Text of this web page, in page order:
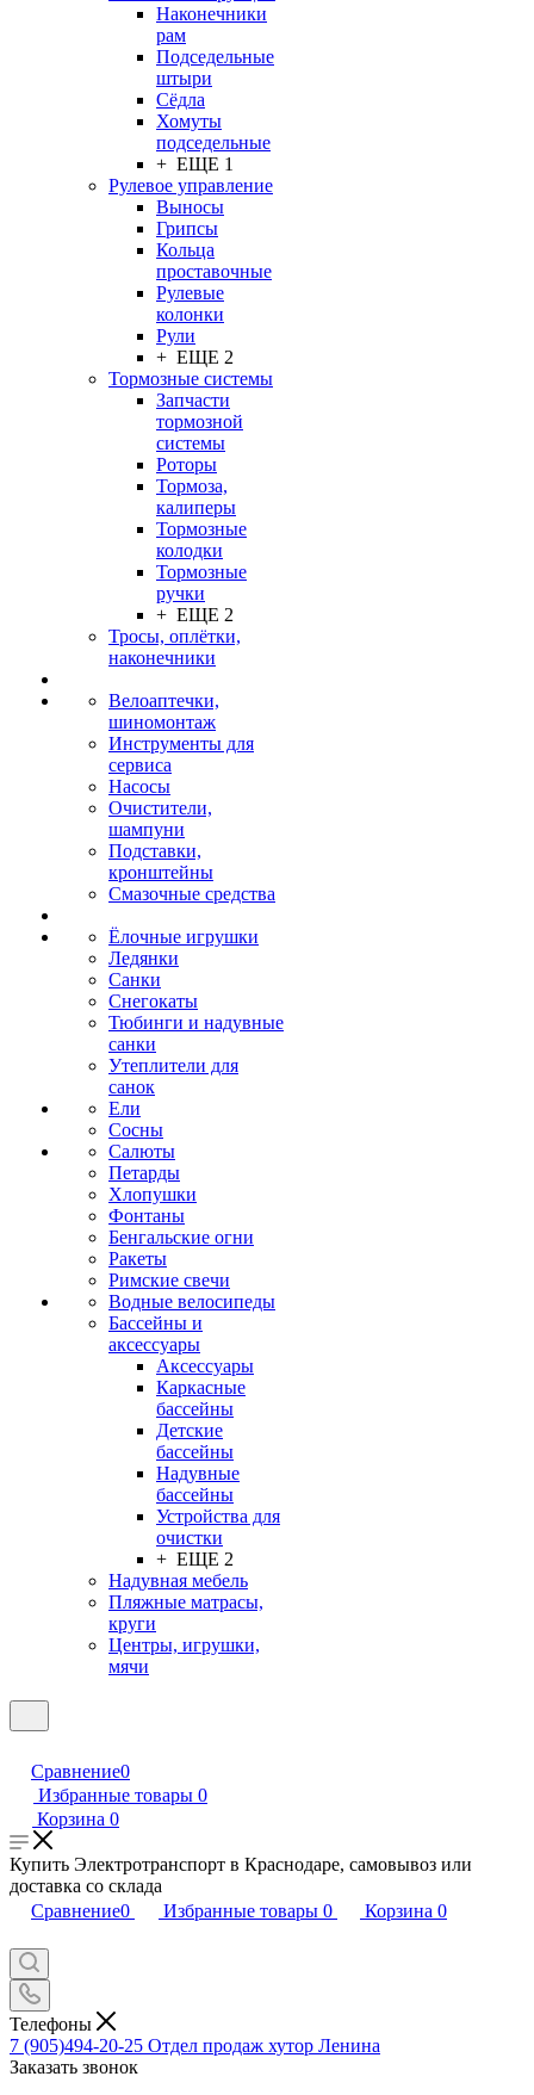
Наконечники
рам
Подседельные
штыри
Сёдла
Хомуты
подседельные
+ ЕЩЕ 1
Рулевое управление
Выносы
Грипсы
Кольца
проставочные
Рулевые
колонки
Рули
+ ЕЩЕ 2
Тормозные системы
Запчасти
тормозной
системы
Роторы
Тормоза,
калиперы
Тормозные
колодки
Тормозные
ручки
+ ЕЩЕ 2
Тросы, оплётки,
наконечники
Велоаптечки,
шиномонтаж
Инструменты для
сервиса
Насосы
Очистители,
шампуни
Подставки,
кронштейны
Смазочные средства
Ёлочные игрушки
Ледянки
Санки
Снегокаты
Тюбинги и надувные
санки
Утеплители для
санок
Ели
Сосны
Салюты
Петарды
Хлопушки
Фонтаны
Бенгальские огни
Ракеты
Римские свечи
Водные велосипеды
Бассейны и
аксессуары
Аксессуары
Каркасные
бассейны
Детские
бассейны
Надувные
бассейны
Устройства для
очистки
+ ЕЩЕ 2
Надувная мебель
Пляжные матрасы,
круги
Центры, игрушки,
мячи
Сравнение0
Избранные товары 0
Корзина 0
Купить Электротранспорт в Краснодаре, самовывоз или
доставка со склада
Сравнение0 Избранные товары 0 Корзина 0
Телефоны
7 (905)494-20-25 Отдел продаж хутор Ленина
Заказать звонок